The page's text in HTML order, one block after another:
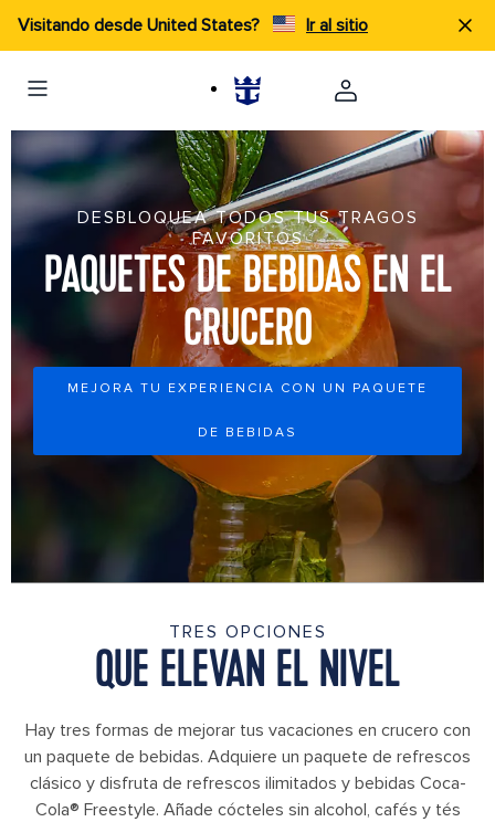
Visitando desde United States? Ir al sitio
DESBLOQUEA TODOS TUS TRAGOS
FAVORITOS
PAQUETES DE BEBIDAS EN EL
CRUCERO
MEJORA TU EXPERIENCIA CON UN PAQUETE
DE BEBIDAS
TRES OPCIONES
QUE ELEVAN EL NIVEL
Hay tres formas de mejorar tus vacaciones en crucero con
un paquete de bebidas. Adquiere un paquete de refrescos
clásico y disfruta de refrescos ilimitados y bebidas Coca-
Cola® Freestyle. Añade cócteles sin alcohol, cafés y tés